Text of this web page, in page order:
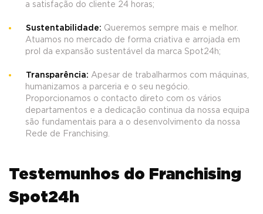
a satisfação do cliente 24 horas;
Sustentabilidade: Queremos sempre mais e melhor.
Atuamos no mercado de forma criativa e arrojada em
prol da expansão sustentável da marca Spot24h;
Transparência: Apesar de trabalharmos com máquinas,
humanizamos a parceria e o seu negócio.
Proporcionamos o contacto direto com os vários
departamentos e a dedicação continua da nossa equipa
são fundamentais para a o desenvolvimento da nossa
Rede de Franchising.
Testemunhos do Franchising
Spot24h